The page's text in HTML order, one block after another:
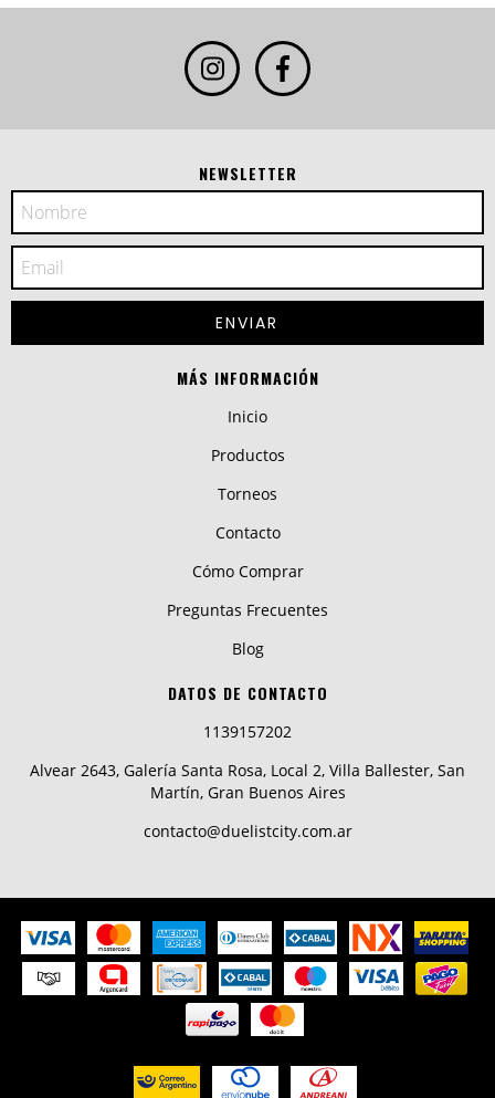
NEWSLETTER
MÁS INFORMACIÓN
Inicio
Productos
Torneos
Contacto
Cómo Comprar
Preguntas Frecuentes
Blog
DATOS DE CONTACTO
1139157202
Alvear 2643, Galería Santa Rosa, Local 2, Villa Ballester, San
Martín, Gran Buenos Aires
contacto@duelistcity.com.ar